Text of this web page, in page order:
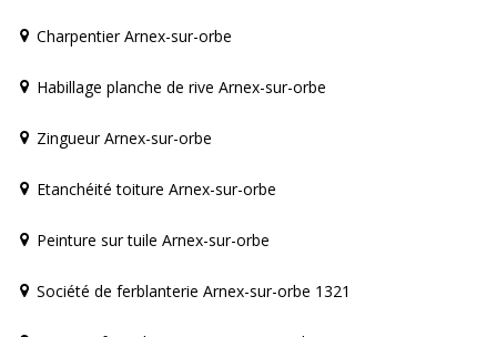
Charpentier Arnex-sur-orbe
Habillage planche de rive Arnex-sur-orbe
Zingueur Arnex-sur-orbe
Etanchéité toiture Arnex-sur-orbe
Peinture sur tuile Arnex-sur-orbe
Société de ferblanterie Arnex-sur-orbe 1321